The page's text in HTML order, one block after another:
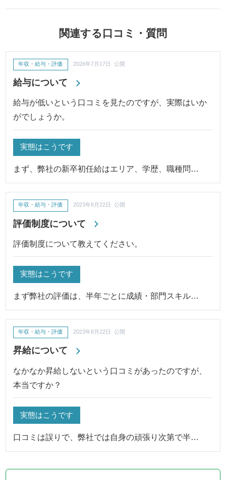
関連する口コミ・質問
給与について
年収・給与・評価 2026年7月17日 公開
給与が低いという口コミを見たのですが、実際はいか
がでしょうか。
実態はこうです
まず、弊社の新卒初任給はエリア、学歴、職種問…
評価制度について
年収・給与・評価 2023年8月22日 公開
評価制度について教えてください。
実態はこうです
まず弊社の評価は、半年ごとに成績・部門スキル…
昇給について
年収・給与・評価 2023年8月22日 公開
なかなか昇給しないという口コミがあったのですが、
本当ですか？
実態はこうです
口コミは誤りで、弊社では自身の頑張り次第で半…